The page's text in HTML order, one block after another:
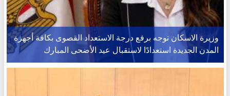
وزيرة الاسكان توجه برفع درجة الاستعداد القصوى بكافة أجهزة
المدن الجديدة استعدادًا لاستقبال عيد الأضحى المبارك